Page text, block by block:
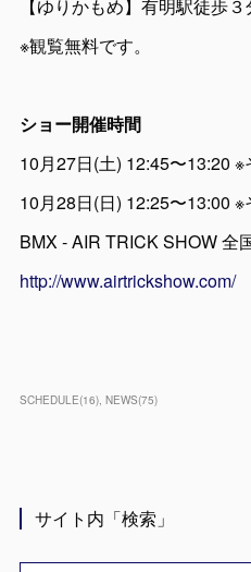
【ゆりかもめ】有明駅徒歩３
※観覧無料です。
ショー開催時間
10月27日(土) 12:45〜13:20
10月28日(日) 12:25〜13:00
BMX - AIR TRICK SHOW 全
http://www.airtrickshow.com/
SCHEDULE(16) NEWS(75)
サイト内「検索」